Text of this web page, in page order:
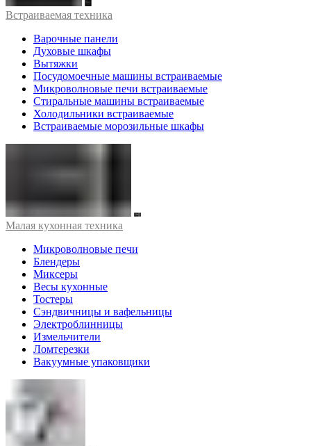
Встраиваемая техника
Варочные панели
Духовые шкафы
Вытяжки
Посудомоечные машины встраиваемые
Микроволновые печи встраиваемые
Стиральные машины встраиваемые
Холодильники встраиваемые
Встраиваемые морозильные шкафы
Малая кухонная техника
Микроволновые печи
Блендеры
Миксеры
Весы кухонные
Тостеры
Сэндвичницы и вафельницы
Электроблинницы
Измельчители
Ломтерезки
Вакуумные упаковщики